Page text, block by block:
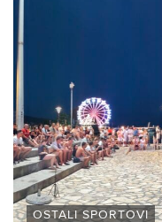
OSTALI SPORTOVI